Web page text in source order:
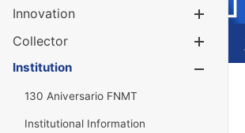
Innovation
Collector
Institution
130 Aniversario FNMT
Institutional Information